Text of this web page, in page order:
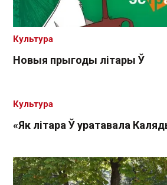
Новыя прыгоды літары Ў
Культура
«Як літара Ў уратавала
Культура